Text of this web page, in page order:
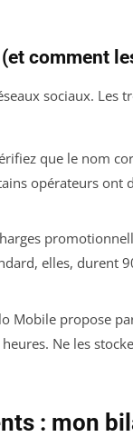
comment
sociaux. Les
que le nom
opérateurs ont
elles, durent
Mobile propose
Ne les
: mon